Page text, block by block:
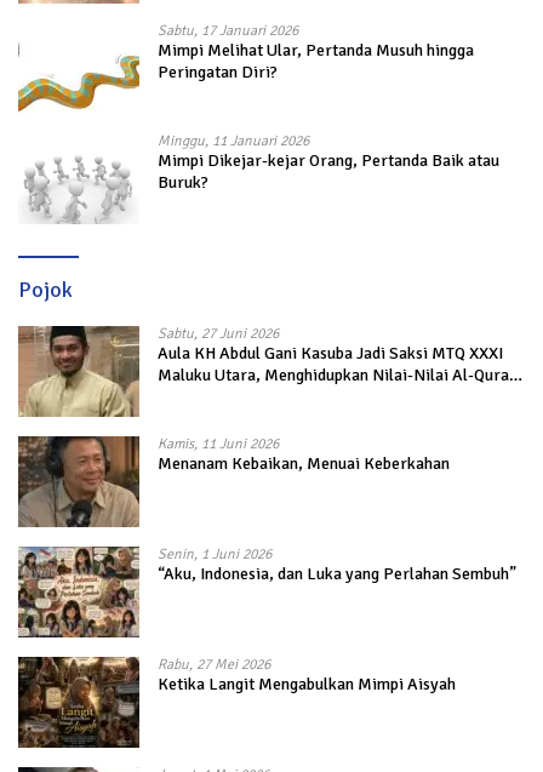
Sabtu, 17 Januari 2026
Mimpi Melihat Ular, Pertanda Musuh hingga
Peringatan Diri?
Minggu, 11 Januari 2026
Mimpi Dikejar-kejar Orang, Pertanda Baik atau
Buruk?
Pojok
Sabtu, 27 Juni 2026
Aula KH Abdul Gani Kasuba Jadi Saksi MTQ XXXI
Maluku Utara, Menghidupkan Nilai-Nilai Al-Quran
Kamis, 11 Juni 2026
Menanam Kebaikan, Menuai Keberkahan
Senin, 1 Juni 2026
“Aku, Indonesia, dan Luka yang Perlahan Sembuh”
Rabu, 27 Mei 2026
Ketika Langit Mengabulkan Mimpi Aisyah